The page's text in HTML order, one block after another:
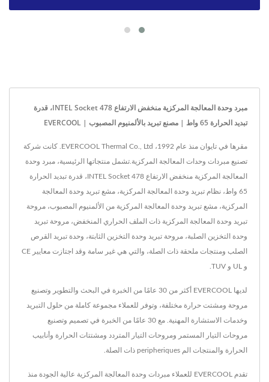
مبرد وحدة المعالجة المركزية منخفض الارتفاع INTEL Socket 478، قدرة
تبديد الحرارة 65 واط | مصنع تبريد بالألمنيوم المصبوب | EVERCOOL
مقرها في تايوان منذ عام 1992، EVERCOOL Thermal Co., Ltd. كانت شركة
تصنيع مبردات وحدات المعالجة المركزية.تشمل منتجاتها الرئيسية، مبرد وحدة
المعالجة المركزية منخفض الارتفاع INTEL Socket 478، قدرة تبديد الحرارة
65 واط، نظام تبريد وحدة المعالجة المركزية، مشع تبريد وحدة المعالجة
المركزية، مشع تبريد وحدة المعالجة المركزية من الألمنيوم المصبوب، مروحة
تبريد وحدة المعالجة المركزية ذات الملف الحراري المنخفض، مروحة تبريد
وحدة التخزين الصلبة، مروحة تبريد وحدة التخزين الثابتة، وحدة تبريد القرص
الصلب ومنتجات ملحقة ذات الصلة، والتي هي غير سامة وقد اجتازت معايير CE
و UL و TUV.
لديها EVERCOOL أكثر من 30 عامًا من الخبرة في البحث والتطوير وتصنيع
مروحة ومشتت حرارة مختلفة، وتوفر للعملاء مجموعة كاملة من حلول التبريد
وخدمات الاستشارة المهنية. مع 30 عامًا من الخبرة في تصميم وتصنيع
مروحات التيار المستمر ومروحات التيار المتردد ومشتتات الحرارة وأنابيب
الحرارة والمنتجات الم peripheriques ذات الصلة.
تقدم EVERCOOL للعملاء مبردات وحدة المعالجة المركزية عالية الجودة منذ